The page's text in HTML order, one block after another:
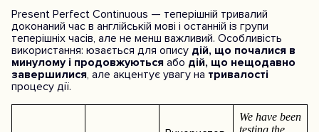
Present Perfect Continuous — теперішній тривалий
доконаний час в англійській мові і останній із групи
теперішніх часів, але не менш важливий. Особливість
використання: юзається для опису дій, що почалися в
минулому і продовжуються або дій, що нещодавно
завершилися, але акцентує увагу на тривалості
процесу дії.
We have been